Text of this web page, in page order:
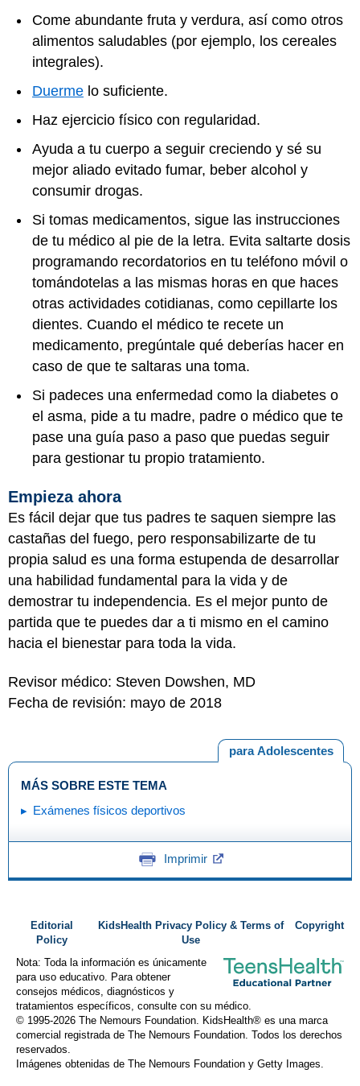
Come abundante fruta y verdura, así como otros
alimentos saludables (por ejemplo, los cereales
integrales).
Duerme lo suficiente.
Haz ejercicio físico con regularidad.
Ayuda a tu cuerpo a seguir creciendo y sé su
mejor aliado evitado fumar, beber alcohol y
consumir drogas.
Si tomas medicamentos, sigue las instrucciones
de tu médico al pie de la letra. Evita saltarte dosis
programando recordatorios en tu teléfono móvil o
tomándotelas a las mismas horas en que haces
otras actividades cotidianas, como cepillarte los
dientes. Cuando el médico te recete un
medicamento, pregúntale qué deberías hacer en
caso de que te saltaras una toma.
Si padeces una enfermedad como la diabetes o
el asma, pide a tu madre, padre o médico que te
pase una guía paso a paso que puedas seguir
para gestionar tu propio tratamiento.
Empieza ahora
Es fácil dejar que tus padres te saquen siempre las
castañas del fuego, pero responsabilizarte de tu
propia salud es una forma estupenda de desarrollar
una habilidad fundamental para la vida y de
demostrar tu independencia. Es el mejor punto de
partida que te puedes dar a ti mismo en el camino
hacia el bienestar para toda la vida.
Revisor médico: Steven Dowshen, MD
Fecha de revisión: mayo de 2018
para Adolescentes
MÁS SOBRE ESTE TEMA
Exámenes físicos deportivos
Imprimir
Editorial
Policy
KidsHealth Privacy Policy & Terms of
Use
Copyright
Nota: Toda la información es únicamente
para uso educativo. Para obtener
consejos médicos, diagnósticos y
tratamientos específicos, consulte con su médico.
© 1995-2026 The Nemours Foundation. KidsHealth® es una marca
comercial registrada de The Nemours Foundation. Todos los derechos
reservados.
Imágenes obtenidas de The Nemours Foundation y Getty Images.